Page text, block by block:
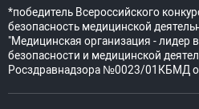
*победитель Всероссийского
безопасность медицинской
"Медицинская организация - лидер
безопасности и медицинской
Росздравнадзора №0023/01КБМД